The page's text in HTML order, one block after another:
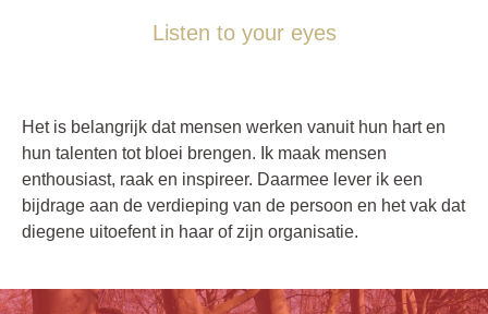
Listen to your eyes
Het is belangrijk dat mensen werken vanuit hun hart en
hun talenten tot bloei brengen. Ik maak mensen
enthousiast, raak en inspireer. Daarmee lever ik een
bijdrage aan de verdieping van de persoon en het vak dat
diegene uitoefent in haar of zijn organisatie.